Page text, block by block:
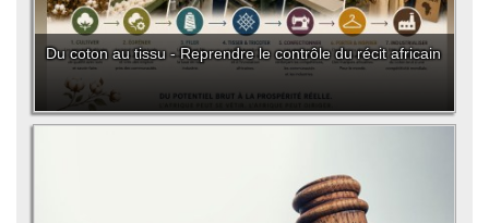
Du coton au tissu - Reprendre le contrôle du récit africain